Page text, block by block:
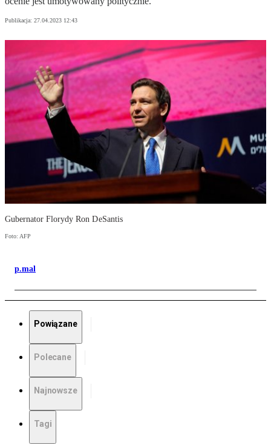
Publikacja: 27.04.2023 12:43
Gubernator Florydy Ron DeSantis
Foto: AFP
p.mal
Powiązane
Polecane
Najnowsze
Tagi